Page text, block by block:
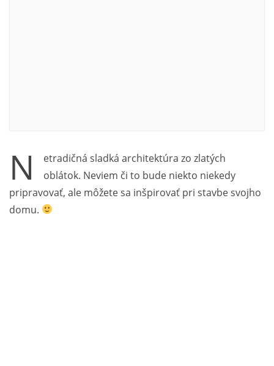
N
etradičná sladká architektúra zo zlatých
oblátok. Neviem či to bude niekto niekedy
pripravovať, ale môžete sa inšpirovať pri stavbe svojho
domu.